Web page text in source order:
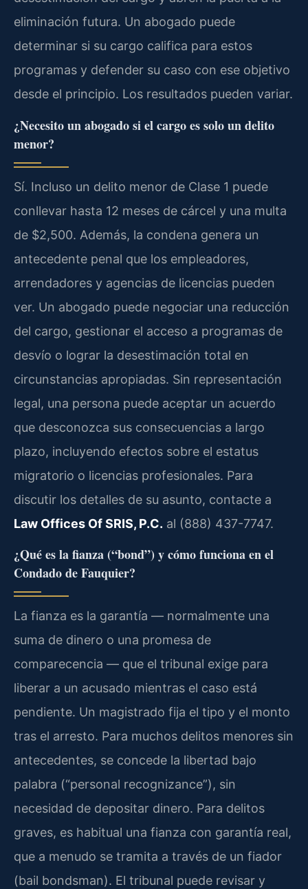
eliminación futura. Un abogado puede
determinar si su cargo califica para estos
programas y defender su caso con ese objetivo
desde el principio. Los resultados pueden variar.
¿Necesito un abogado si el cargo es solo un delito
menor?
Sí. Incluso un delito menor de Clase 1 puede
conllevar hasta 12 meses de cárcel y una multa
de $2,500. Además, la condena genera un
antecedente penal que los empleadores,
arrendadores y agencias de licencias pueden
ver. Un abogado puede negociar una reducción
del cargo, gestionar el acceso a programas de
desvío o lograr la desestimación total en
circunstancias apropiadas. Sin representación
legal, una persona puede aceptar un acuerdo
que desconozca sus consecuencias a largo
plazo, incluyendo efectos sobre el estatus
migratorio o licencias profesionales. Para
discutir los detalles de su asunto, contacte a
Law Offices Of SRIS, P.C. al (888) 437-7747.
¿Qué es la fianza (“bond”) y cómo funciona en el
Condado de Fauquier?
La fianza es la garantía — normalmente una
suma de dinero o una promesa de
comparecencia — que el tribunal exige para
liberar a un acusado mientras el caso está
pendiente. Un magistrado fija el tipo y el monto
tras el arresto. Para muchos delitos menores sin
antecedentes, se concede la libertad bajo
palabra (“personal recognizance”), sin
necesidad de depositar dinero. Para delitos
graves, es habitual una fianza con garantía real,
que a menudo se tramita a través de un fiador
(bail bondsman). El tribunal puede revisar y